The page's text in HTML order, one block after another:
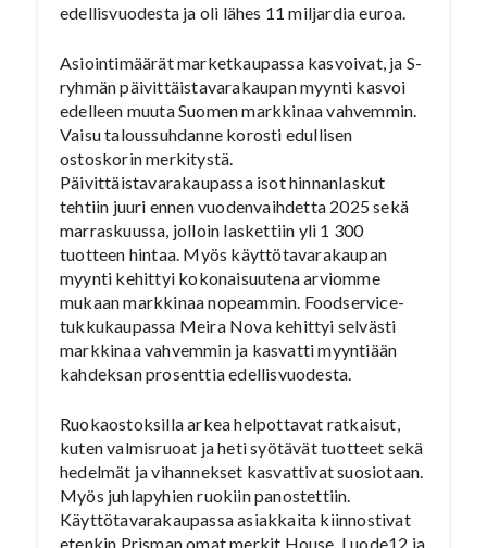
edellisvuodesta ja oli lähes 11 miljardia euroa.
Asiointimäärät marketkaupassa kasvoivat, ja S-
ryhmän päivittäistavarakaupan myynti kasvoi
edelleen muuta Suomen markkinaa vahvemmin.
Vaisu taloussuhdanne korosti edullisen
ostoskorin merkitystä.
Päivittäistavarakaupassa isot hinnanlaskut
tehtiin juuri ennen vuodenvaihdetta 2025 sekä
marraskuussa, jolloin laskettiin yli 1 300
tuotteen hintaa. Myös käyttötavarakaupan
myynti kehittyi kokonaisuutena arviomme
mukaan markkinaa nopeammin. Foodservice-
tukkukaupassa Meira Nova kehittyi selvästi
markkinaa vahvemmin ja kasvatti myyntiään
kahdeksan prosenttia edellisvuodesta.
Ruokaostoksilla arkea helpottavat ratkaisut,
kuten valmisruoat ja heti syötävät tuotteet sekä
hedelmät ja vihannekset kasvattivat suosiotaan.
Myös juhlapyhien ruokiin panostettiin.
Käyttötavarakaupassa asiakkaita kiinnostivat
etenkin Prisman omat merkit House, Luode12 ja